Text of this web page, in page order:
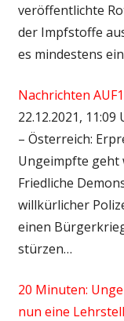
veröffentlichte
der Impfstoffe
es mindestens
Nachrichten
22.12.2021,
– Österreich:
Ungeimpfte geht
Friedliche
willkürlicher
einen
stürzen…
20 Minuten:
nun eine